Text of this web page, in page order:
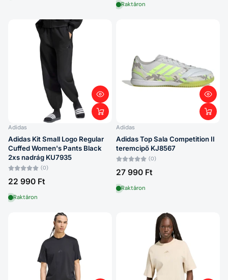
Raktáron
Adidas
Adidas Kit Small Logo Regular
Cuffed Women's Pants Black
2xs nadrág KU7935
(0)
22 990 Ft
Raktáron
Adidas
Adidas Top Sala Competition II
teremcipő KJ8567
(0)
27 990 Ft
Raktáron